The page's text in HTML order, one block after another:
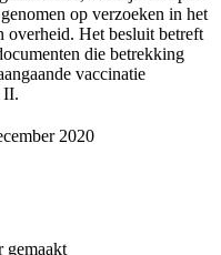
op verzoeken in het
overheid. Het besluit betreft
die betrekking
vaccinatie
II.
2020
gemaakt